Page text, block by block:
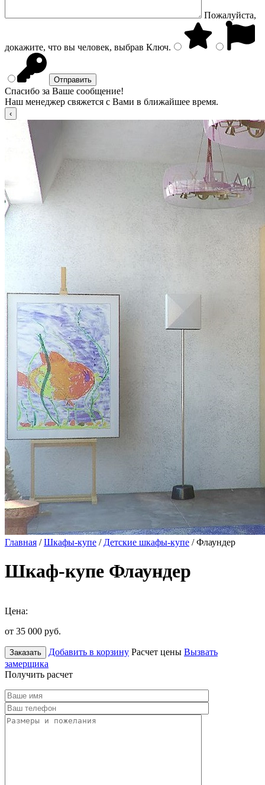
Пожалуйста,
докажите, что вы человек, выбрав Ключ.
Спасибо за Ваше сообщение!
Наш менеджер свяжется с Вами в ближайшее время.
Главная /Шкафы-купе / Детские шкафы-купе / Флаундер
Шкаф-купе Флаундер
Цена:
от 35 000 руб.
Заказать Добавить в корзину Расчет цены Вызвать
замерщика
Получить расчет